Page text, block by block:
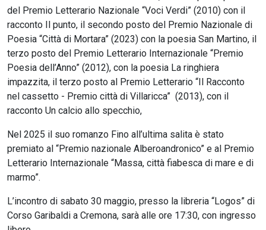
del Premio Letterario Nazionale “Voci Verdi” (2010) con il
racconto Il punto, il secondo posto del Premio Nazionale di
Poesia “Città di Mortara” (2023) con la poesia San Martino, il
terzo posto del Premio Letterario Internazionale “Premio
Poesia dell’Anno” (2012), con la poesia La ringhiera
impazzita, il terzo posto al Premio Letterario “Il Racconto
nel cassetto - Premio città di Villaricca” (2013), con il
racconto Un calcio allo specchio,
Nel 2025 il suo romanzo Fino all’ultima salita è stato
premiato al “Premio nazionale Alberoandronico” e al Premio
Letterario Internazionale “Massa, città fiabesca di mare e di
marmo”.
L’incontro di sabato 30 maggio, presso la libreria “Logos” di
Corso Garibaldi a Cremona, sarà alle ore 17:30, con ingresso